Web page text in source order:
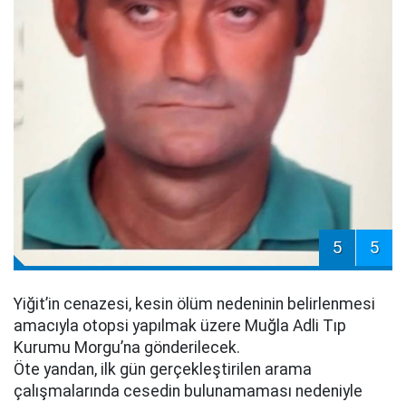
5 5
Yiğit’in cenazesi, kesin ölüm nedeninin belirlenmesi
amacıyla otopsi yapılmak üzere Muğla Adli Tıp
Kurumu Morgu’na gönderilecek.
Öte yandan, ilk gün gerçekleştirilen arama
çalışmalarında cesedin bulunamaması nedeniyle